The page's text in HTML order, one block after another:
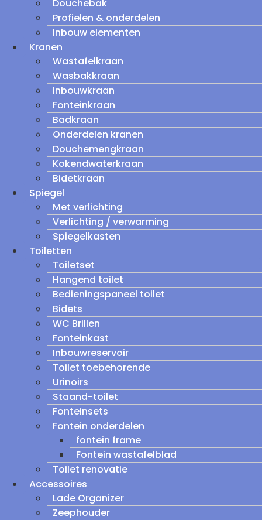
Douchebak
Profielen & onderdelen
Inbouw elementen
Kranen
Wastafelkraan
Wasbakkraan
Inbouwkraan
Fonteinkraan
Badkraan
Onderdelen kranen
Douchemengkraan
Kokendwaterkraan
Bidetkraan
Spiegel
Met verlichting
Verlichting / verwarming
Spiegelkasten
Toiletten
Toiletset
Hangend toilet
Bedieningspaneel toilet
Bidets
WC Brillen
Fonteinkast
Inbouwreservoir
Toilet toebehorende
Urinoirs
Staand-toilet
Fonteinsets
Fontein onderdelen
fontein frame
Fontein wastafelblad
Toilet renovatie
Accessoires
Lade Organizer
Zeephouder